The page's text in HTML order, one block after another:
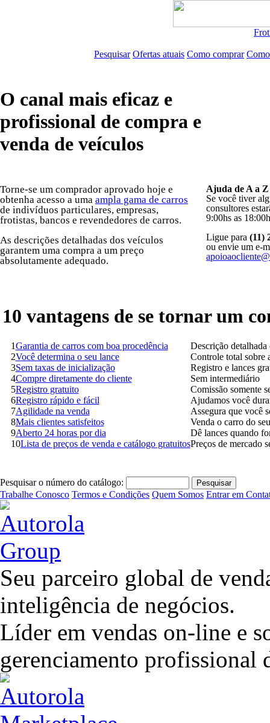
Pesquisar Ofertas atuais Como comprar
O canal mais eficaz e
profissional de compra e
venda de veículos
Torne-se um comprador aprovado hoje e
obtenha acesso a uma ampla gama de carros
de indivíduos particulares, empresas,
frotistas, bancos e revendedores de carros.
As descrições detalhadas dos veículos
garantem uma compra a um preço
absolutamente adequado.
Ajuda de A a Z
Se você tiver
consultores
9:00hs as
Ligue para (11)
ou envie um e-
10 vantagens de se tornar um
1Garantia de carros com boa procedência
Descrição detalhada
2Você determina o seu lance
Controle total sobre
3Sem taxas de inicialização
Registro e lances
4Compre diretamente do cliente
Sem intermediário
5Registro gratuito
Comissão somente
6Registro rápido e fácil
Ajudamos você
7Agilidade na venda
Assegura que você
8Mais clientes satisfeitos
Venda o carro do
9Aberto 24 horas por dia
Dê lances quando
10Lista de preços de venda e catálogo gratuitosPreços de mercado
Pesquisar o número do catálogo:
Trabalhe Conosco Termos e Condições Quem Somos Entrar em
Seu parceiro global de
inteligência de negócios.
Líder em vendas on-line e
gerenciamento profissional